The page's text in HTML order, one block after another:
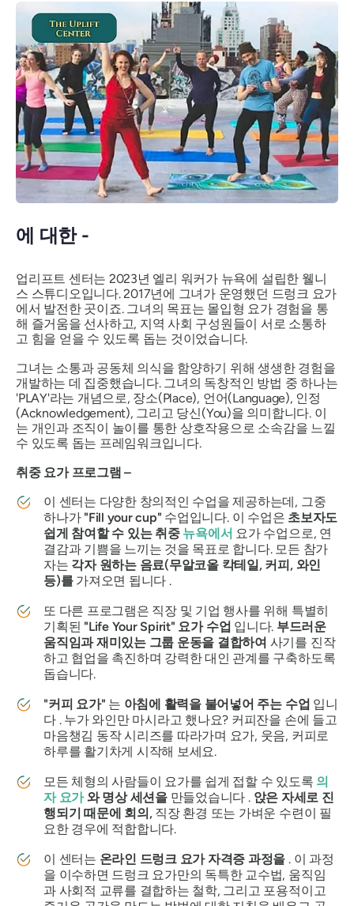
에 대한 -
업리프트 센터는 2023년 엘리 워커가 뉴욕에 설립한 웰니
스 스튜디오입니다. 2017년에 그녀가 운영했던 드렁크 요가
에서 발전한 곳이죠. 그녀의 목표는 몰입형 요가 경험을 통
해 즐거움을 선사하고, 지역 사회 구성원들이 서로 소통하
고 힘을 얻을 수 있도록 돕는 것이었습니다.
그녀는 소통과 공동체 의식을 함양하기 위해 생생한 경험을
개발하는 데 집중했습니다. 그녀의 독창적인 방법 중 하나는
'PLAY'라는 개념으로, 장소(Place), 언어(Language), 인정
(Acknowledgement), 그리고 당신(You)을 의미합니다. 이
는 개인과 조직이 놀이를 통한 상호작용으로 소속감을 느낄
수 있도록 돕는 프레임워크입니다.
취중 요가 프로그램 –
이 센터는 다양한 창의적인 수업을 제공하는데, 그중
하나가 "Fill your cup" 수업입니다. 이 수업은 초보자도
쉽게 참여할 수 있는 취중 뉴욕에서 요가 수업으로, 연
결감과 기쁨을 느끼는 것을 목표로 합니다. 모든 참가
자는 각자 원하는 음료(무알코올 칵테일, 커피, 와인
등)를가져오면 됩니다 .
또 다른 프로그램은 직장 및 기업 행사를 위해 특별히
기획된 "Life Your Spirit" 요가 수업 입니다. 부드러운
움직임과 재미있는 그룹 운동을 결합하여 사기를 진작
하고 협업을 촉진하며 강력한 대인 관계를 구축하도록
돕습니다.
"커피 요가" 는 아침에 활력을 불어넣어 주는 수업 입니
다 . 누가 와인만 마시라고 했나요? 커피잔을 손에 들고
마음챙김 동작 시리즈를 따라가며 요가, 웃음, 커피로
하루를 활기차게 시작해 보세요.
모든 체형의 사람들이 요가를 쉽게 접할 수 있도록 의
자 요가와 명상 세션을만들었습니다 . 앉은 자세로 진
행되기 때문에 회의, 직장 환경 또는 가벼운 수련이 필
요한 경우에 적합합니다.
이 센터는 온라인 드렁크 요가 자격증 과정을 . 이 과정
을 이수하면 드렁크 요가만의 독특한 교수법, 움직임
과 사회적 교류를 결합하는 철학, 그리고 포용적이고